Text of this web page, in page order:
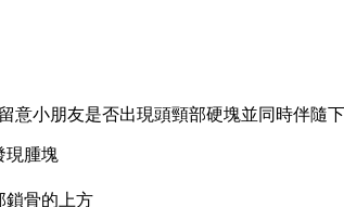
意小朋友是否出現頭頸部硬塊並同時伴隨
現腫塊
鎖骨的上方